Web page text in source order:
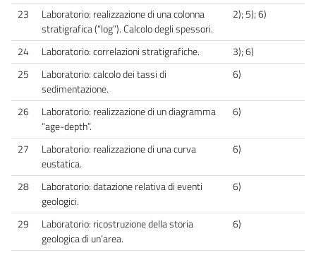
23
Laboratorio: realizzazione di una colonna
stratigrafica (“log”). Calcolo degli spessori.
2); 5); 6)
24 Laboratorio: correlazioni stratigrafiche.
3); 6)
25
Laboratorio: calcolo dei tassi di
sedimentazione.
6)
26
Laboratorio: realizzazione di un diagramma
“age-depth”.
6)
27
Laboratorio: realizzazione di una curva
eustatica.
6)
28
Laboratorio: datazione relativa di eventi
geologici.
6)
29
Laboratorio: ricostruzione della storia
geologica di un’area.
6)